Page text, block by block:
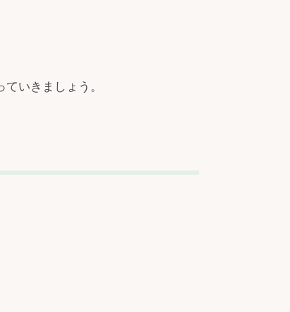
いきましょう。